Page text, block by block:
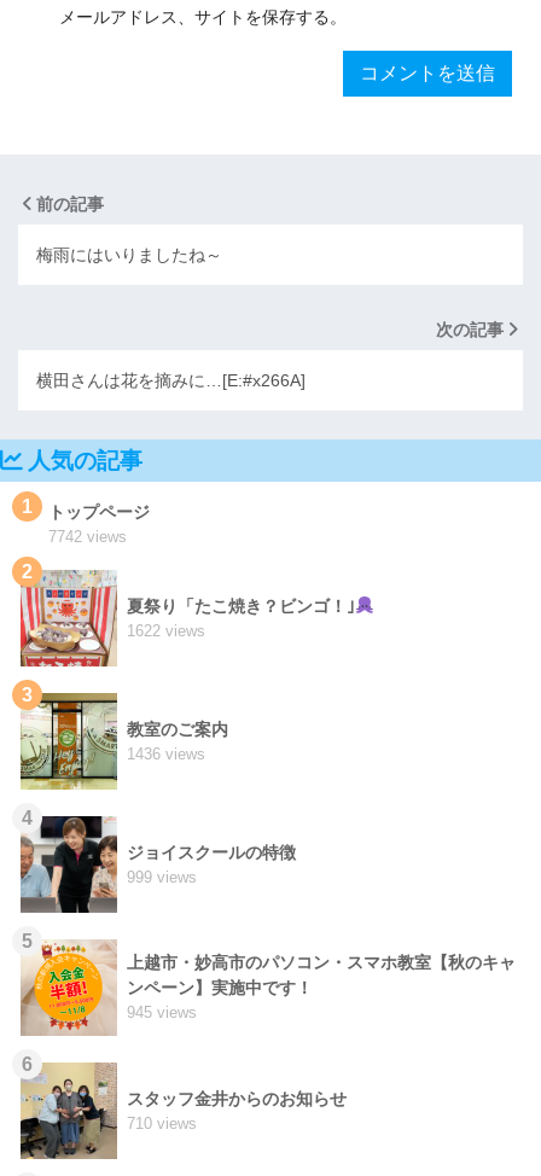
メールアドレス、サイトを保存する。
前の記事
梅雨にはいりましたね～
次の記事
横田さんは花を摘みに…[E:#x266A]
人気の記事
1 トップページ
7742 views
2
夏祭り「たこ焼き？ビンゴ！｣
1622 views
3
教室のご案内
1436 views
4
ジョイスクールの特徴
999 views
5
上越市・妙高市のパソコン・スマホ教室【秋のキャ
ンペーン】実施中です！
945 views
6
スタッフ金井からのお知らせ
710 views